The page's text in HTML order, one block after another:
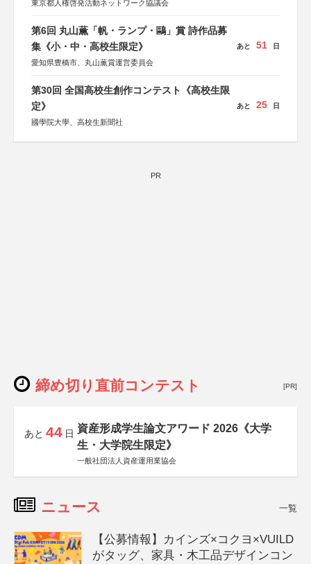
東京都人権啓発活動ネットワーク協議会
第6回 丸山薫「帆・ランプ・鷗」賞 詩作品募
集《小・中・高校生限定》
愛知県豊橋市、丸山薫賞運営委員会
あと 51 日
第30回 全国高校生創作コンテスト《高校生限
定》
國學院大學、高校生新聞社
あと 25 日
PR
締め切り直前コンテスト [PR]
あと 44 日 資産形成学生論文アワード 2026《大学
生・大学院生限定》
一般社団法人資産運用業協会
ニュース 一覧
【公募情報】カインズ×コクヨ×VUILD
がタッグ、家具・木工品デザインコン